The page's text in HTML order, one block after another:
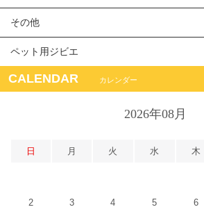
その他
ペット用ジビエ
CALENDAR カレンダー
2026年08月
日 月 火 水 木
2 3 4 5 6